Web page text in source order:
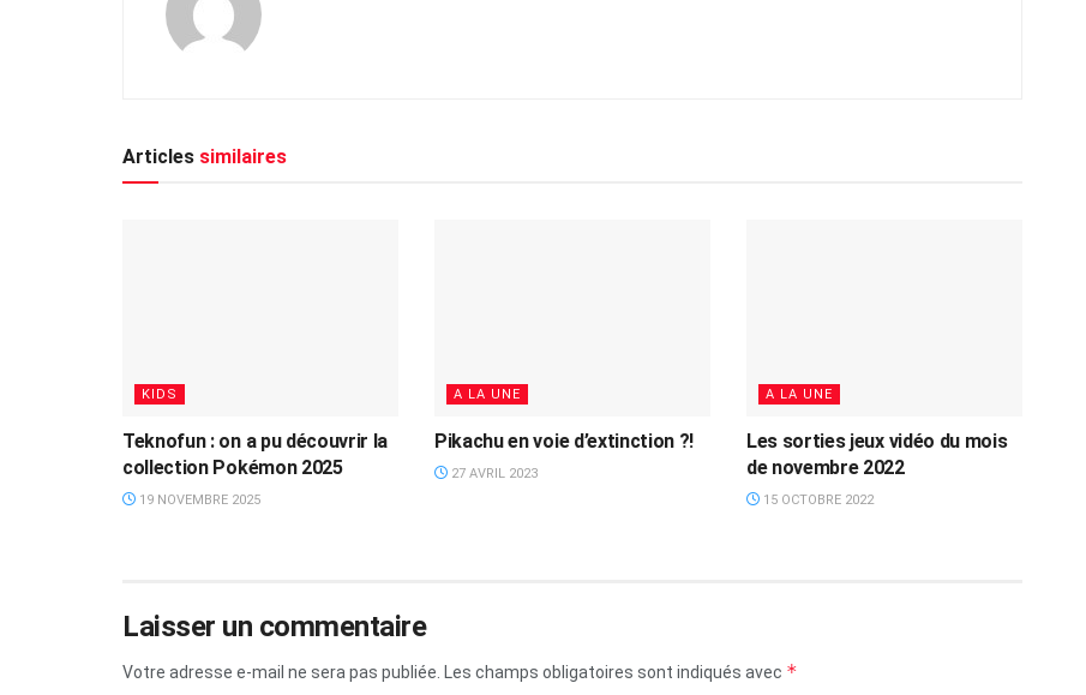
Articles similaires
KIDS
Teknofun : on a pu découvrir la
collection Pokémon 2025
19 NOVEMBRE 2025
A LA UNE
Pikachu en voie d’extinction ?!
27 AVRIL 2023
A LA UNE
Les sorties jeux vidéo du mois
de novembre 2022
15 OCTOBRE 2022
Laisser un commentaire
Votre adresse e-mail ne sera pas publiée. Les champs obligatoires sont indiqués avec *